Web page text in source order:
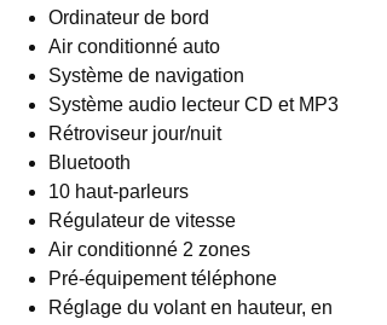
Ordinateur de bord
Air conditionné auto
Système de navigation
Système audio lecteur CD et MP3
Rétroviseur jour/nuit
Bluetooth
10 haut-parleurs
Régulateur de vitesse
Air conditionné 2 zones
Pré-équipement téléphone
Réglage du volant en hauteur, en